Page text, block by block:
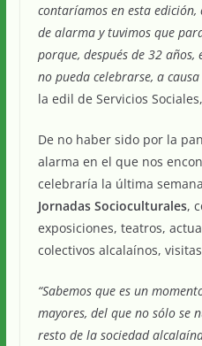
contaríamos en esta edición,
de alarma y tuvimos que
porque, después de 32
no pueda celebrarse, a
la edil de Servicios Sociales,
De no haber sido por la
alarma en el que nos
celebraría la última
Jornadas Socioculturales,
exposiciones, teatros,
colectivos alcalaínos,
“Sabemos que es un
mayores, del que no sólo se
resto de la sociedad